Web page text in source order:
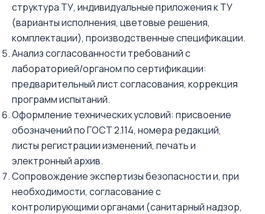
структура ТУ, индивидуальные приложения к ТУ
(варианты исполнения, цветовые решения,
комплектации), производственные спецификации.
Анализ согласованности требований с
лабораторией/органом по сертификации:
предварительный лист согласования, коррекция
программ испытаний.
Оформление технических условий: присвоение
обозначений по ГОСТ 2.114, номера редакций,
листы регистрации изменений, печать и
электронный архив.
Сопровождение экспертизы безопасности и, при
необходимости, согласование с
контролирующими органами (санитарный надзор,